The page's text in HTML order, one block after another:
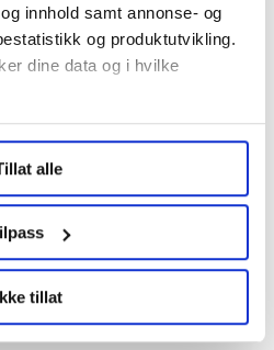
innhold samt annonse- og
og produktutvikling.
dine data og i hvilke
om hvordan dine personlige
du kan velge hvordan de skal
endre eller trekke tilbake ditt
informasjonskapsler.
hk-nytt.no
(cookies) for å
blir brukt slik at vi tilby
alle
tillat
selv om den følger med
helsefagarbeideren.
har til sammen elleve
og sosialfaglig
kvinner, menn og barn
i fylket.
er det ni leiligheter, på
Alle har eget bad og